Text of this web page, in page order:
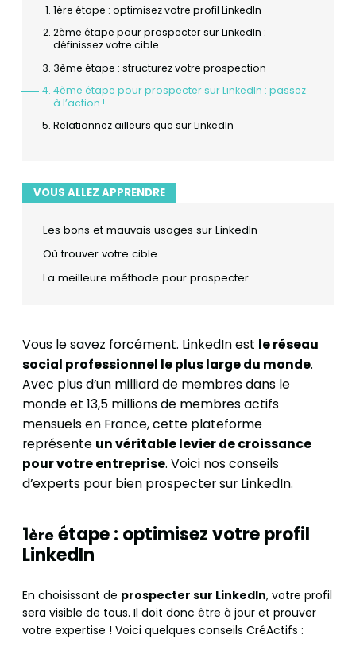
1ère étape : optimisez votre profil LinkedIn
2ème étape pour prospecter sur LinkedIn :
définissez votre cible
3ème étape : structurez votre prospection
4ème étape pour prospecter sur LinkedIn : passez
à l’action !
Relationnez ailleurs que sur LinkedIn
VOUS ALLEZ APPRENDRE
Les bons et mauvais usages sur LinkedIn
Où trouver votre cible
La meilleure méthode pour prospecter
Vous le savez forcément. LinkedIn est le réseau
social professionnel le plus large du monde.
Avec plus d’un milliard de membres dans le
monde et 13,5 millions de membres actifs
mensuels en France, cette plateforme
représente un véritable levier de croissance
pour votre entreprise. Voici nos conseils
d’experts pour bien prospecter sur LinkedIn.
1ère étape : optimisez votre profil
LinkedIn
En choisissant de prospecter sur LinkedIn, votre profil
sera visible de tous. Il doit donc être à jour et prouver
votre expertise ! Voici quelques conseils CréActifs :